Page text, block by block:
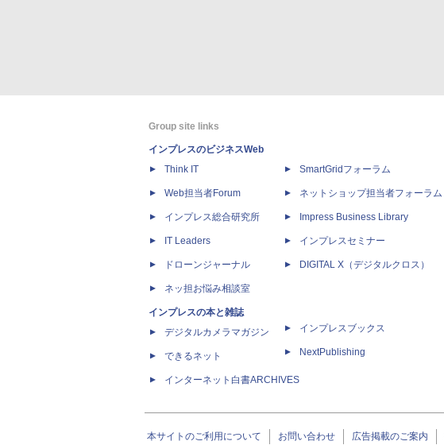
Group site links
インプレスのビジネスWeb
Think IT
Web担当者Forum
インプレス総合研究所
IT Leaders
ドローンジャーナル
ネッ担お悩み相談室
インプレスの本と雑誌
デジタルカメラマガジン
できるネット
インターネット白書ARCHIVES
SmartGridフォーラム
ネットショップ担当者フォーラム
Impress Business Library
インプレスセミナー
DIGITAL X（デジタルクロス）
インプレスブックス
NextPublishing
本サイトのご利用について お問い合わせ 広告掲載のご案内